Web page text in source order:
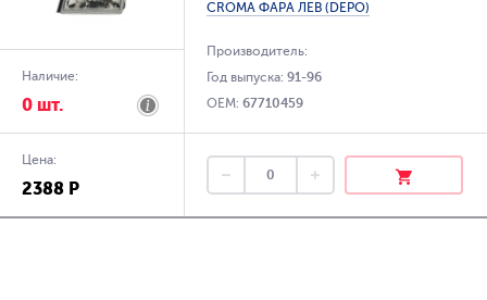
Наличие:
0 шт.
CROMA ФАРА ЛЕВ (DEPO)
Производитель:
Год выпуска:91-96
OEM:67710459
Цена:
2388 Р